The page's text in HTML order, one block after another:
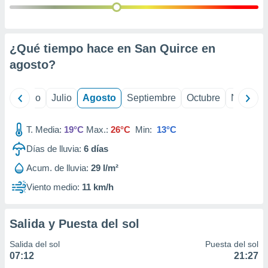
¿Qué tiempo hace en San Quirce en
agosto?
Junio Julio Agosto Septiembre Octubre
T. Media: 19°C Max.: 26°C Min: 13°C
Días de lluvia: 6 días
Acum. de lluvia: 29 l/m²
Viento medio: 11 km/h
Salida y Puesta del sol
Salida del sol
07:12
Puesta del sol
21:27